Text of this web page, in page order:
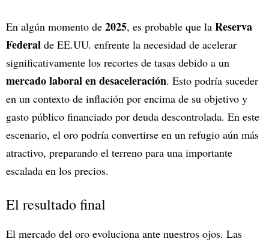
En algún momento de 2025, es probable que la Reserva
Federal de EE.UU. enfrente la necesidad de acelerar
significativamente los recortes de tasas debido a un
mercado laboral en desaceleración. Esto podría suceder
en un contexto de inflación por encima de su objetivo y
gasto público financiado por deuda descontrolada. En este
escenario, el oro podría convertirse en un refugio aún más
atractivo, preparando el terreno para una importante
escalada en los precios.
El resultado final
El mercado del oro evoluciona ante nuestros ojos. Las